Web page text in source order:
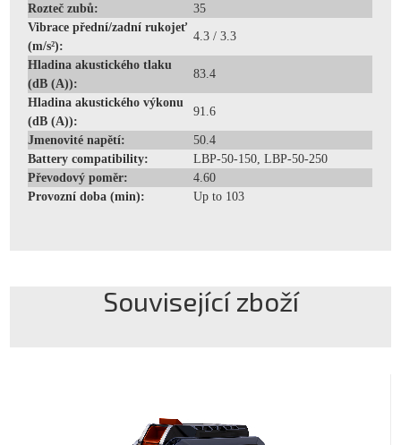
Rozteč zubů:
35
Vibrace přední/zadní rukojeť
(m/s²):
4.3 / 3.3
Hladina akustického tlaku
(dB (A)):
83.4
Hladina akustického výkonu
(dB (A)):
91.6
Jmenovité napětí:
50.4
Battery compatibility:
LBP-50-150, LBP-50-250
Převodový poměr:
4.60
Provozní doba (min):
Up to 103
Související zboží